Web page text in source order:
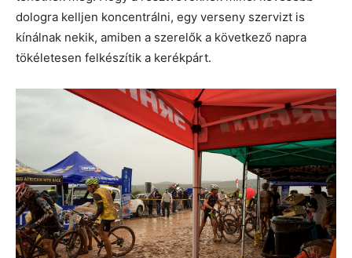
dologra kelljen koncentrálni, egy verseny szervizt is
kínálnak nekik, amiben a szerelők a következő napra
tökéletesen felkészítik a kerékpárt.